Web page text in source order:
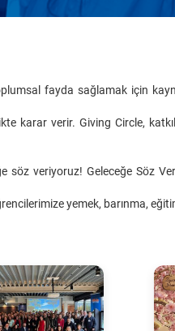
fayda sağlamak için
karar verir. Giving Circle,
söz veriyoruz! Geleceğe Söz
yemek, barınma,